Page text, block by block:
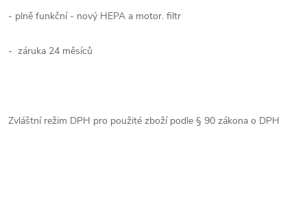
- plně funkční - nový HEPA a motor. filtr
- záruka 24 měsíců
Zvláštní režim DPH pro použité zboží podle § 90 zákona o DPH